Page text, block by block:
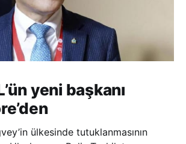
yeni başkanı
ülkesinde tutuklanmasının